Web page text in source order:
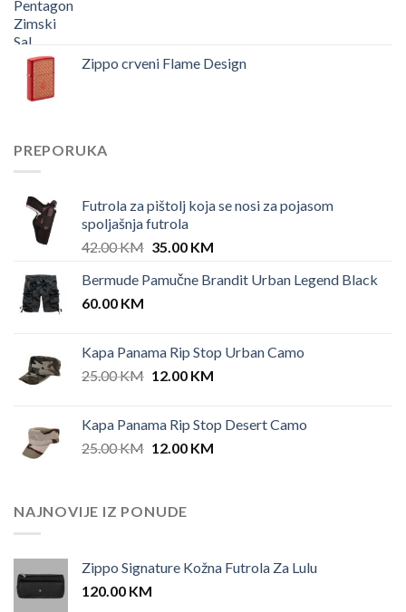
Zippo crveni Flame Design
PREPORUKA
Futrola za pištolj koja se nosi za pojasom
spoljašnja futrola
42.00KM Original
was:
35.00 KMCurrent
is:
Bermude Pamučne Brandit Urban Legend Black
60.00 KM
Kapa Panama Rip Stop Urban Camo
25.00KM Original
25.00 KM.
12.00 KMCurrent
12.00 KM.
Kapa Panama Rip Stop Desert Camo
25.00KM Original
25.00 KM.
12.00 KMCurrent
NAJNOVIJE IZ PONUDE
Zippo Signature Kožna Futrola Za Lulu
120.00 KM